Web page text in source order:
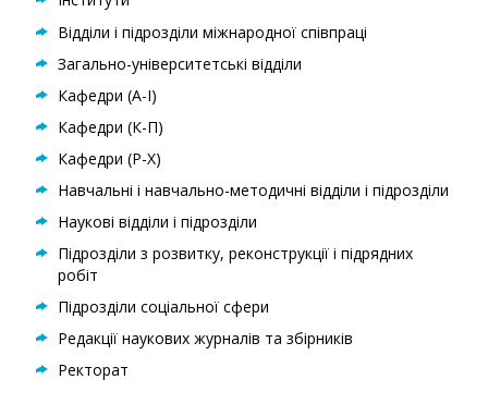
Відділи і підрозділи міжнародної співпраці
Загально-університетські відділи
Кафедри (А-I)
Кафедри (К-П)
Кафедри (Р-Х)
Навчальні і навчально-методичні відділи і підрозділи
Наукові відділи і підрозділи
Підрозділи з розвитку, реконструкції і підрядних
робіт
Підрозділи соціальної сфери
Редакції наукових журналів та збірників
Ректорат